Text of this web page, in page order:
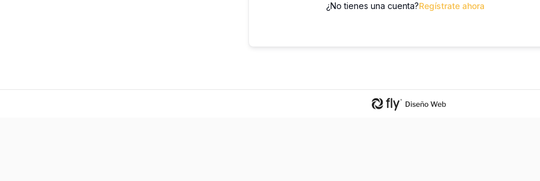
¿No tienes una cuenta?Regístrate ahora
Diseño Web